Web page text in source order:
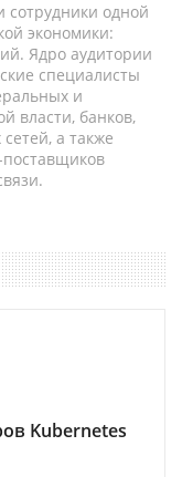
сотрудники одной
экономики:
Ядро аудитории
специалисты
и
власти, банков,
а также
Kubernetes